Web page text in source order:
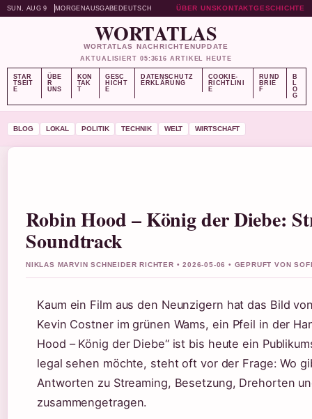
SUN, AUG 9 MORGENAUSGABE DEUTSCH ÜBER UNSKONTAKTGESCHICHTE
WORTATLAS
WORTATLAS NACHRICHTENUPDATE
AKTUALISIERT 05:3616 ARTIKEL HEUTE
STAR
TSEIT
E
ÜBE
R
UNS
KON
TAK
T
GESC
HICHT
E
DATENSCHUTZ
ERKLÄRUNG
COOKIE-
RICHTLINI
E
RUND
BRIE
F
B
L
O
G
BLOG LOKAL POLITIK TECHNIK WELT WIRTSCHAFT
Robin Hood – König der Diebe:
Soundtrack
NIKLAS MARVIN SCHNEIDER RICHTER • 2026-05-06 • GEPRUFT VON
Kaum ein Film aus den Neunzigern hat das Bild
Kevin Costner im grünen Wams, ein Pfeil in der
Hood – König der Diebe“ ist bis heute ein
legal sehen möchte, steht oft vor der Frage: Wo
Antworten zu Streaming, Besetzung, Drehorten
zusammengetragen.